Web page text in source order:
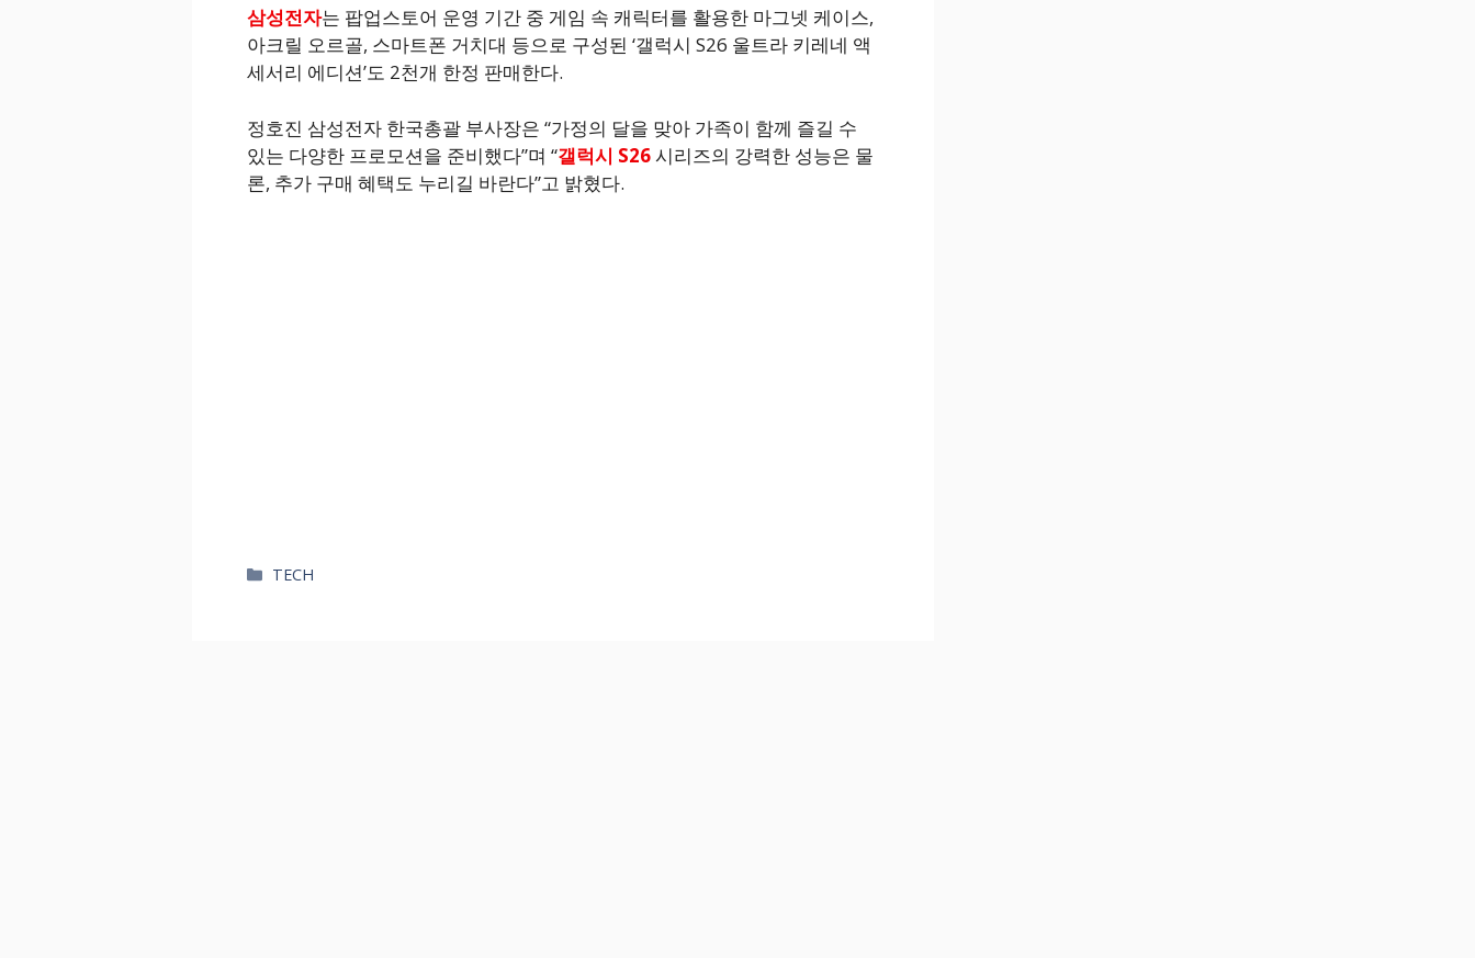
삼성전자는 팝업스토어 운영 기간 중 게임 속 캐릭터를 활용한 마그넷 케이스,
아크릴 오르골, 스마트폰 거치대 등으로 구성된 ‘갤럭시 S26 울트라 키레네 액
세서리 에디션’도 2천개 한정 판매한다.
정호진 삼성전자 한국총괄 부사장은 “가정의 달을 맞아 가족이 함께 즐길 수
있는 다양한 프로모션을 준비했다”며 “갤럭시 S26시리즈의 강력한 성능은 물
론, 추가 구매 혜택도 누리길 바란다”고 밝혔다.
카
TECH